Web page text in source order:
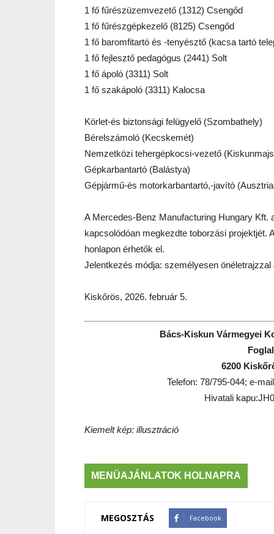
1 fő fűrészüzemvezető (1312) Csengőd
1 fő fűrészgépkezelő (8125) Csengőd
1 fő baromfitartó és -tenyésztő (kacsa tartó
1 fő fejlesztő pedagógus (2441) Solt
1 fő ápoló (3311) Solt
1 fő szakápoló (3311) Kalocsa
Körlet-és biztonsági felügyelő (Szombathely)
Bérelszámoló (Kecskemét)
Nemzetközi tehergépkocsi-vezető
Gépkarbantartó (Balástya)
Gépjármű-és motorkarbantartó,-javító
A Mercedes-Benz Manufacturing Hungary Kft.
kapcsolódóan megkezdte toborzási projektjét.
honlapon érhetők el.
Jelentkezés módja: személyesen
Kiskőrös, 2026. február 5.
Bács-Kiskun Vármegyei
6200
Telefon: 78/795-044; e-
Hivatali
Kiemelt kép: illusztráció
MENÜAJÁNLATOK HOLNAPRA
MEGOSZTÁS Facebook